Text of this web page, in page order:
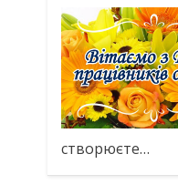
створюєте…